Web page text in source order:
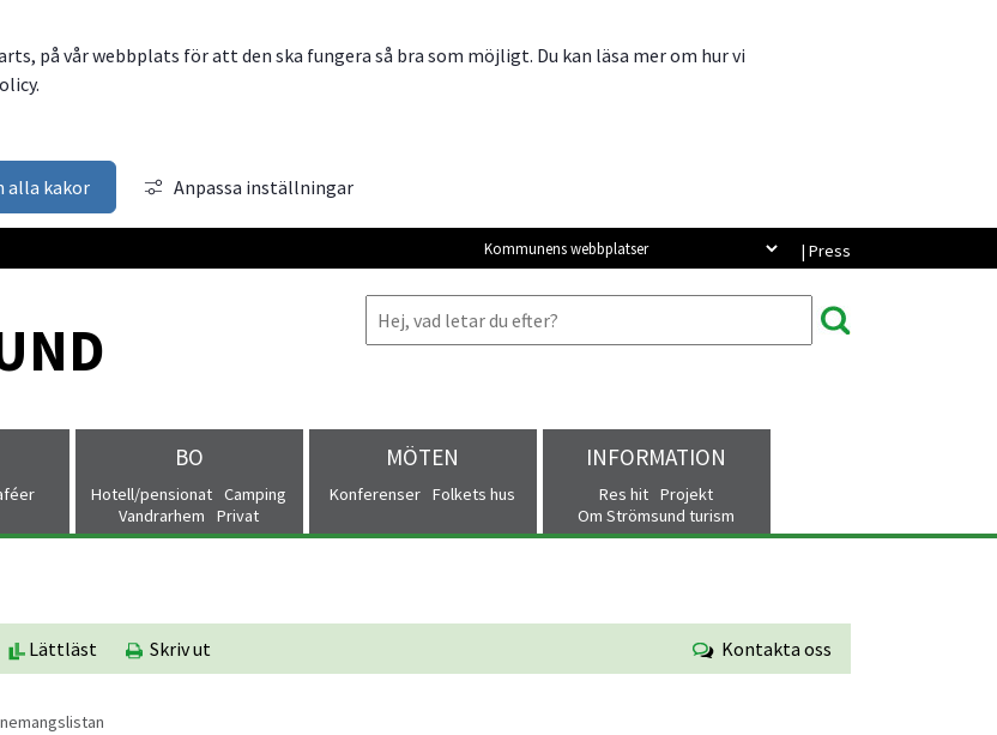
på vår webbplats för att den ska fungera så bra som möjligt. Du kan läsa mer om hur vi
alla kakor Anpassa inställningar
| Press
Kommunens webbplatser
BO
Hotell/pensionat Camping
Vandrarhem
Privat
MÖTEN
Konferenser Folkets hus
INFORMATION
Res hit Projekt
Om Strömsund turism
Lättläst Skriv ut Kontakta oss